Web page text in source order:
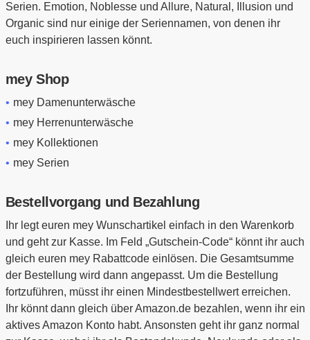
Serien. Emotion, Noblesse und Allure, Natural, Illusion und
Organic sind nur einige der Seriennamen, von denen ihr
euch inspirieren lassen könnt.
mey Shop
mey Damenunterwäsche
mey Herrenunterwäsche
mey Kollektionen
mey Serien
Bestellvorgang und Bezahlung
Ihr legt euren mey Wunschartikel einfach in den Warenkorb
und geht zur Kasse. Im Feld „Gutschein-Code“ könnt ihr auch
gleich euren mey Rabattcode einlösen. Die Gesamtsumme
der Bestellung wird dann angepasst. Um die Bestellung
fortzuführen, müsst ihr einen Mindestbestellwert erreichen.
Ihr könnt dann gleich über Amazon.de bezahlen, wenn ihr ein
aktives Amazon Konto habt. Ansonsten geht ihr ganz normal